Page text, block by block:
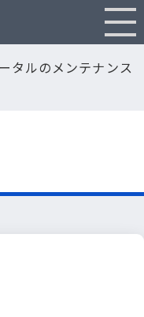
は
タルのメンテナンス